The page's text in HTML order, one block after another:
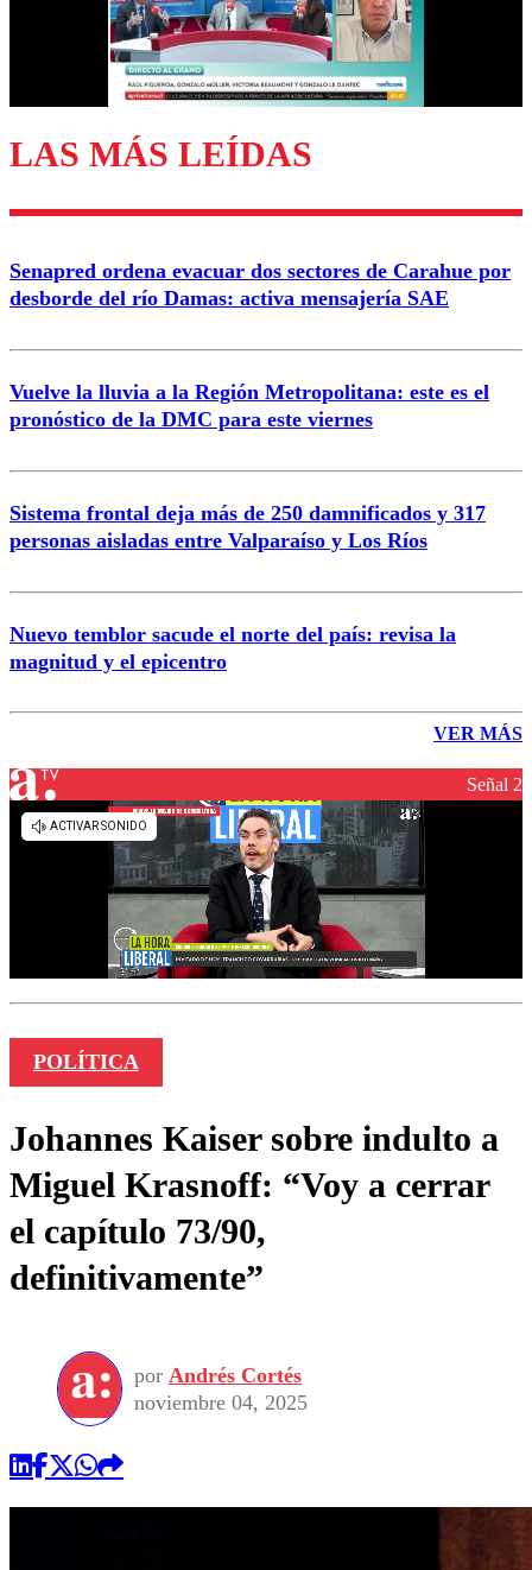
Enviar comentario
LAS MÁS LEÍDAS
Senapred ordena evacuar dos sectores de Carahue por
desborde del río Damas: activa mensajería SAE
Vuelve la lluvia a la Región Metropolitana: este es el
pronóstico de la DMC para este viernes
Sistema frontal deja más de 250 damnificados y 317
personas aisladas entre Valparaíso y Los Ríos
Nuevo temblor sacude el norte del país: revisa la
magnitud y el epicentro
VER MÁS
Señal 2
POLÍTICA
Johannes Kaiser sobre indulto a
Miguel Krasnoff: “Voy a cerrar
el capítulo 73/90,
definitivamente”
por Andrés Cortés
noviembre 04, 2025